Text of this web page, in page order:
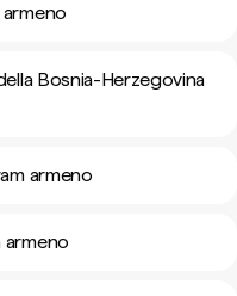
Bosnia-Herzegovina
armeno
armeno